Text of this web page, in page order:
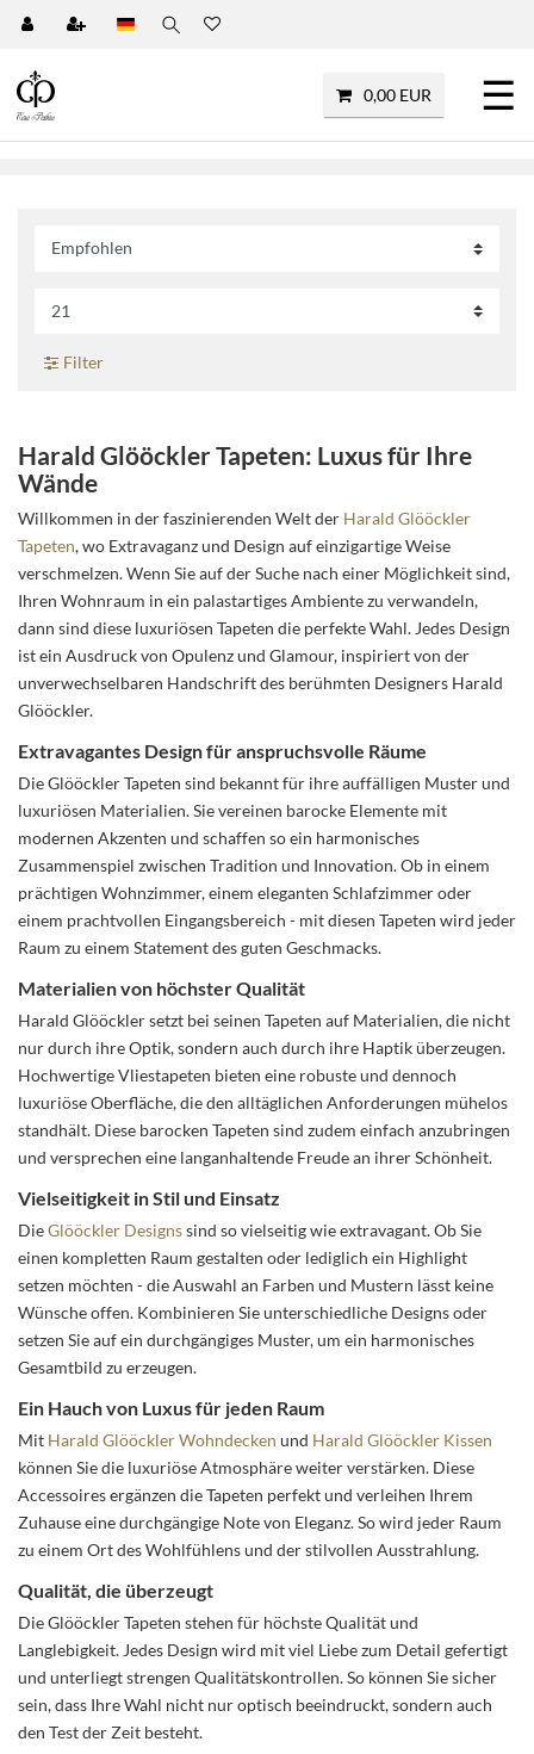
0,00 EUR ☰
Filter
Harald Glööckler Tapeten: Luxus für Ihre
Wände
Willkommen in der faszinierenden Welt der Harald Glööckler
Tapeten, wo Extravaganz und Design auf einzigartige Weise
verschmelzen. Wenn Sie auf der Suche nach einer Möglichkeit sind,
Ihren Wohnraum in ein palastartiges Ambiente zu verwandeln,
dann sind diese luxuriösen Tapeten die perfekte Wahl. Jedes Design
ist ein Ausdruck von Opulenz und Glamour, inspiriert von der
unverwechselbaren Handschrift des berühmten Designers Harald
Glööckler.
Extravagantes Design für anspruchsvolle Räume
Die Glööckler Tapeten sind bekannt für ihre auffälligen Muster und
luxuriösen Materialien. Sie vereinen barocke Elemente mit
modernen Akzenten und schaffen so ein harmonisches
Zusammenspiel zwischen Tradition und Innovation. Ob in einem
prächtigen Wohnzimmer, einem eleganten Schlafzimmer oder
einem prachtvollen Eingangsbereich - mit diesen Tapeten wird jeder
Raum zu einem Statement des guten Geschmacks.
Materialien von höchster Qualität
Harald Glööckler setzt bei seinen Tapeten auf Materialien, die nicht
nur durch ihre Optik, sondern auch durch ihre Haptik überzeugen.
Hochwertige Vliestapeten bieten eine robuste und dennoch
luxuriöse Oberfläche, die den alltäglichen Anforderungen mühelos
standhält. Diese barocken Tapeten sind zudem einfach anzubringen
und versprechen eine langanhaltende Freude an ihrer Schönheit.
Vielseitigkeit in Stil und Einsatz
DieGlööckler Designssind so vielseitig wie extravagant. Ob Sie
einen kompletten Raum gestalten oder lediglich ein Highlight
setzen möchten - die Auswahl an Farben und Mustern lässt keine
Wünsche offen. Kombinieren Sie unterschiedliche Designs oder
setzen Sie auf ein durchgängiges Muster, um ein harmonisches
Gesamtbild zu erzeugen.
Ein Hauch von Luxus für jeden Raum
Mit Harald Glööckler Wohndecken und Harald Glööckler Kissen
können Sie die luxuriöse Atmosphäre weiter verstärken. Diese
Accessoires ergänzen die Tapeten perfekt und verleihen Ihrem
Zuhause eine durchgängige Note von Eleganz. So wird jeder Raum
zu einem Ort des Wohlfühlens und der stilvollen Ausstrahlung.
Qualität, die überzeugt
Die Glööckler Tapeten stehen für höchste Qualität und
Langlebigkeit. Jedes Design wird mit viel Liebe zum Detail gefertigt
und unterliegt strengen Qualitätskontrollen. So können Sie sicher
sein, dass Ihre Wahl nicht nur optisch beeindruckt, sondern auch
den Test der Zeit besteht.